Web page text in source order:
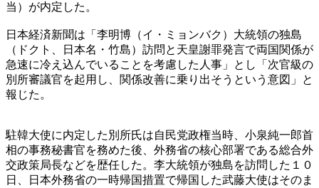
当）が内定した。
日本経済新聞は「李明博（イ・ミョンバク）大統領の独島
（ドクト、日本名・竹島）訪問と天皇謝罪発言で両国関係が
急速に冷え込んでいることを考慮した人事」とし「次官級の
別所審議官を起用し、関係改善に乗り出そうという意図」と
報じた。
駐韓大使に内定した別所氏は自民党政権当時、小泉純一郎首
相の事務秘書官を務めた後、外務省の核心部署である総合外
交政策局長などを歴任した。李大統領が独島を訪問した１０
日、日本外務省の一時帰国措置で帰国した武藤大使はそのま